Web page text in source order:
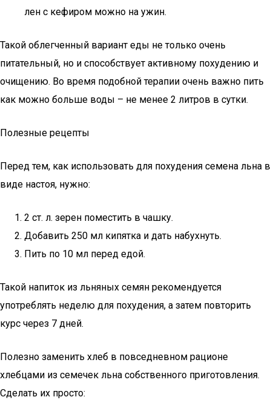
лен с кефиром можно на ужин.
Такой облегченный вариант еды не только очень
питательный, но и способствует активному похудению и
очищению. Во время подобной терапии очень важно пить
как можно больше воды – не менее 2 литров в сутки.
Полезные рецепты
Перед тем, как использовать для похудения семена льна в
виде настоя, нужно:
2 ст. л. зерен поместить в чашку.
Добавить 250 мл кипятка и дать набухнуть.
Пить по 10 мл перед едой.
Такой напиток из льняных семян рекомендуется
употреблять неделю для похудения, а затем повторить
курс через 7 дней.
Полезно заменить хлеб в повседневном рационе
хлебцами из семечек льна собственного приготовления.
Сделать их просто: